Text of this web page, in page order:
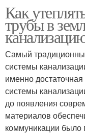
Как
трубы в
Самый
системы
именно
системы
до появления
материалов
коммуникации было